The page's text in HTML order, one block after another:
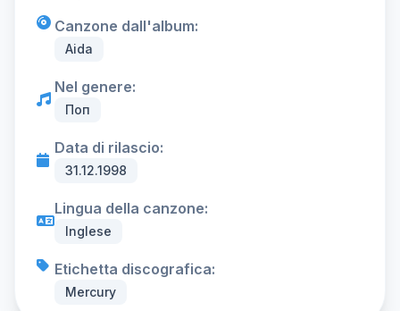
Canzone dall'album:
Aida
Nel genere:
Поп
Data di rilascio:
31.12.1998
Lingua della canzone:
Inglese
Etichetta discografica:
Mercury